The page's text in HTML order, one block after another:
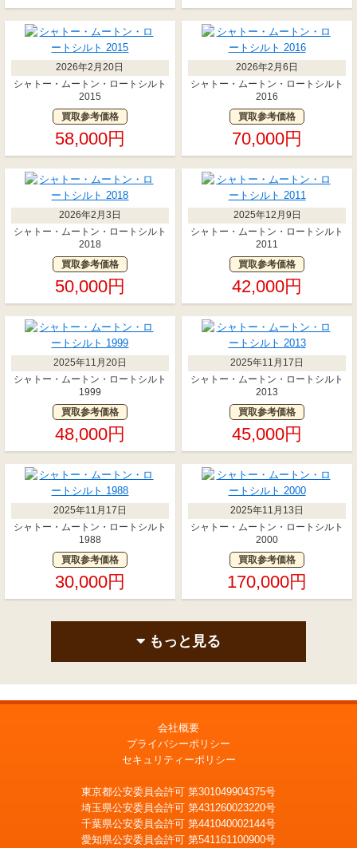
2026年2月20日
シャトー・ムートン・ロートシルト
2015
買取参考価格
58,000円
2026年2月6日
シャトー・ムートン・ロートシルト
2016
買取参考価格
70,000円
2026年2月3日
シャトー・ムートン・ロートシルト
2018
買取参考価格
50,000円
2025年12月9日
シャトー・ムートン・ロートシルト
2011
買取参考価格
42,000円
2025年11月20日
シャトー・ムートン・ロートシルト
1999
買取参考価格
48,000円
2025年11月17日
シャトー・ムートン・ロートシルト
2013
買取参考価格
45,000円
2025年11月17日
シャトー・ムートン・ロートシルト
1988
買取参考価格
30,000円
2025年11月13日
シャトー・ムートン・ロートシルト
2000
買取参考価格
170,000円
もっと見る
会社概要
プライバシーポリシー
セキュリティーポリシー
東京都公安委員会許可 第301049904375号
埼玉県公安委員会許可 第431260023220号
千葉県公安委員会許可 第441040002144号
愛知県公安委員会許可 第541161100900号